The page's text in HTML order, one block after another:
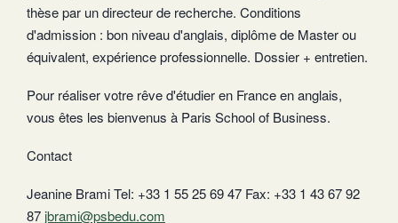
thèse par un directeur de recherche. Conditions
d'admission : bon niveau d'anglais, diplôme de Master ou
équivalent, expérience professionnelle. Dossier + entretien.
Pour réaliser votre rêve d'étudier en France en anglais,
vous êtes les bienvenus à Paris School of Business.
Contact
Jeanine Brami Tel: +33 1 55 25 69 47 Fax: +33 1 43 67 92
87 jbrami@psbedu.com